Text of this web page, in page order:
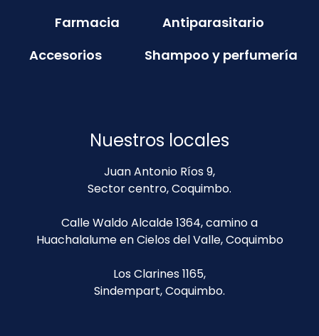
Farmacia
Antiparasitario
Accesorios
Shampoo y perfumería
Nuestros locales
Juan Antonio Ríos 9,
Sector centro, Coquimbo.
Calle Waldo Alcalde 1364, camino a
Huachalalume en Cielos del Valle, Coquimbo
Los Clarines 1165,
Sindempart, Coquimbo.